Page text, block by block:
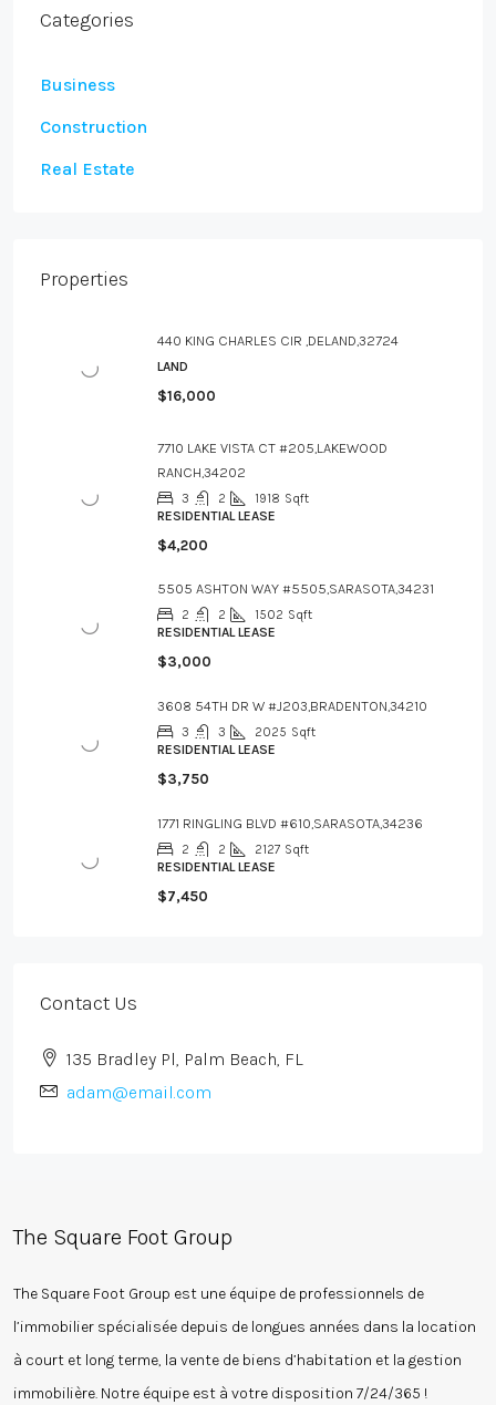
Categories
Business
Construction
Real Estate
Properties
440 KING CHARLES CIR ,DELAND,32724
LAND
$16,000
7710 LAKE VISTA CT #205,LAKEWOOD
RANCH,34202
3 2 1918 Sqft
RESIDENTIAL LEASE
$4,200
5505 ASHTON WAY #5505,SARASOTA,34231
2 2 1502 Sqft
RESIDENTIAL LEASE
$3,000
3608 54TH DR W #J203,BRADENTON,34210
3 3 2025 Sqft
RESIDENTIAL LEASE
$3,750
1771 RINGLING BLVD #610,SARASOTA,34236
2 2 2127 Sqft
RESIDENTIAL LEASE
$7,450
Contact Us
135 Bradley Pl, Palm Beach, FL
adam@email.com
The Square Foot Group
The Square Foot Group est une équipe de professionnels de
l’immobilier spécialisée depuis de longues années dans la location
à court et long terme, la vente de biens d’habitation et la gestion
immobilière. Notre équipe est à votre disposition 7/24/365 !